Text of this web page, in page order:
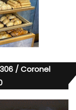
/ Coronel